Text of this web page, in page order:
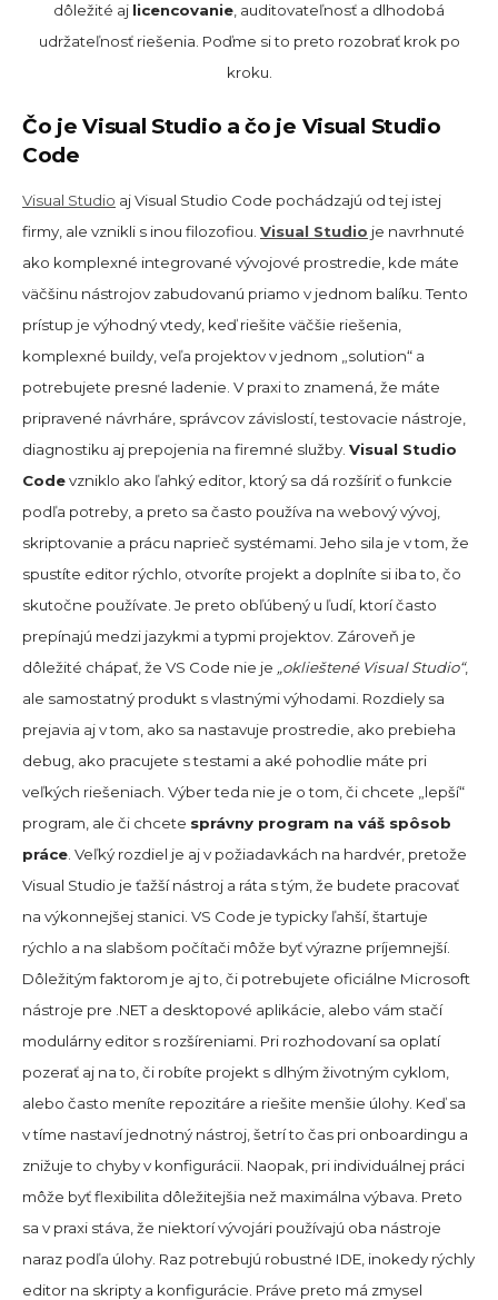
dôležité aj licencovanie , auditovateľnosť a dlhodobá
udržateľnosť riešenia. Poďme si to preto rozobrať krok po
kroku.
Čo je Visual Studio a čo je Visual Studio
Code
Visual Studio aj Visual Studio Code pochádzajú od tej istej
firmy, ale vznikli s inou filozofiou. Visual Studio je navrhnuté
ako komplexné integrované vývojové prostredie, kde máte
väčšinu nástrojov zabudovanú priamo v jednom balíku. Tento
prístup je výhodný vtedy, keď riešite väčšie riešenia,
komplexné buildy, veľa projektov v jednom „solution“ a
potrebujete presné ladenie. V praxi to znamená, že máte
pripravené návrháre, správcov závislostí, testovacie nástroje,
diagnostiku aj prepojenia na firemné služby. Visual Studio
Codevzniklo ako ľahký editor, ktorý sa dá rozšíriť o funkcie
podľa potreby, a preto sa často používa na webový vývoj,
skriptovanie a prácu naprieč systémami. Jeho sila je v tom, že
spustíte editor rýchlo, otvoríte projekt a doplníte si iba to, čo
skutočne používate. Je preto obľúbený u ľudí, ktorí často
prepínajú medzi jazykmi a typmi projektov. Zároveň je
dôležité chápať, že VS Code nie je „oklieštené Visual Studio“,
ale samostatný produkt s vlastnými výhodami. Rozdiely sa
prejavia aj v tom, ako sa nastavuje prostredie, ako prebieha
debug, ako pracujete s testami a aké pohodlie máte pri
veľkých riešeniach. Výber teda nie je o tom, či chcete „lepší“
program, ale či chcete správny program na váš spôsob
práce . Veľký rozdiel je aj v požiadavkách na hardvér, pretože
Visual Studio je ťažší nástroj a ráta s tým, že budete pracovať
na výkonnejšej stanici. VS Code je typicky ľahší, štartuje
rýchlo a na slabšom počítači môže byť výrazne príjemnejší.
Dôležitým faktorom je aj to, či potrebujete oficiálne Microsoft
nástroje pre .NET a desktopové aplikácie, alebo vám stačí
modulárny editor s rozšíreniami. Pri rozhodovaní sa oplatí
pozerať aj na to, či robíte projekt s dlhým životným cyklom,
alebo často meníte repozitáre a riešite menšie úlohy. Keď sa
v tíme nastaví jednotný nástroj, šetrí to čas pri onboardingu a
znižuje to chyby v konfigurácii. Naopak, pri individuálnej práci
môže byť flexibilita dôležitejšia než maximálna výbava. Preto
sa v praxi stáva, že niektorí vývojári používajú oba nástroje
naraz podľa úlohy. Raz potrebujú robustné IDE, inokedy rýchly
editor na skripty a konfigurácie. Práve preto má zmysel